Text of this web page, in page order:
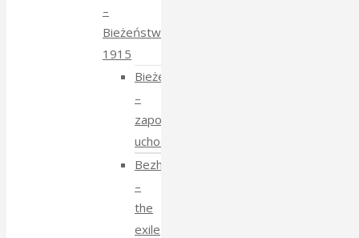
–
Bieżeństwo
1915
Bieżeństwo
–
zapomniane
uchodźstwo
Bezhenstvo
–
the
exile